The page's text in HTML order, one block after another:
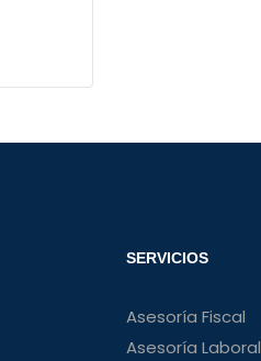
SERVICIOS
Asesoría Fiscal
Asesoría Laboral